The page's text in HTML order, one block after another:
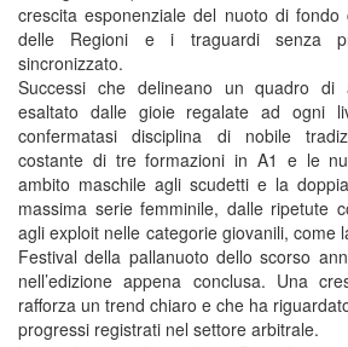
crescita esponenziale del nuoto di
delle Regioni e i traguardi senza
sincronizzato.
Successi che delineano un quadro di
esaltato dalle gioie regalate ad ogni
confermatasi disciplina di nobile
costante di tre formazioni in A1 e le
ambito maschile agli scudetti e la
massima serie femminile, dalle ripetute
agli exploit nelle categorie giovanili, come
Festival della pallanuoto dello scorso
nell’edizione appena conclusa. Una
rafforza un trend chiaro e che ha
progressi registrati nel settore arbitrale.